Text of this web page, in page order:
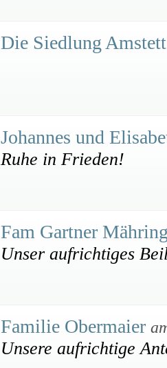
Die Siedlung
Johannes und
Ruhe in Frieden!
Fam Gartner
Unser aufrichtiges
Familie Obermaier
Unsere aufrichtige